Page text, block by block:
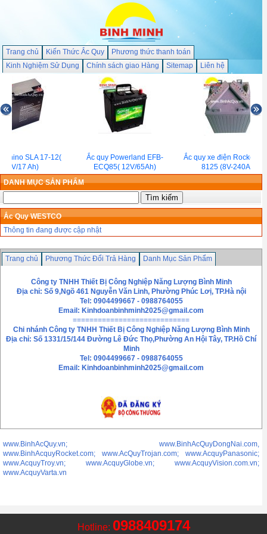
Trang chủ Kiến Thức Ắc Quy
Phương thức thanh toán
Kinh Nghiệm Sử Dụng
Chính sách giao Hàng Sitemap Liên hệ
Rhino SLA 17-12(
12V/17 Ah)
Ắc quy Powerland EFB-
ECQ85( 12V/65Ah)
Ắc quy xe điện Rocket
8125 (8V-240Ah)
DANH MỤC SẢN PHẨM
Ắc Quy WESTCO
Thông tin đang được cập nhật
0988409174
Trang chủ Phương Thức Đổi Trả Hàng
Danh Mục Sản Phẩm
Công ty TNHH Thiết Bị Công Nghiệp Năng Lượng Bình Minh
Địa chỉ: Số 9,Ngõ 461 Nguyễn Văn Linh, Phường Phúc Lơị, TP.Hà nội
Tel: 0904499667 - 0988764055
Email: Kinhdoanbinhminh2025@gmail.com
============================
Chi nhánh Công ty TNHH Thiết Bị Công Nghiệp Năng Lượng Bình Minh
Địa chỉ: Số 1331/15/144 Đường Lê Đức Thọ,Phường An Hội Tây, TP.Hồ Chí
Minh
Tel: 0904499667 - 0988764055
Email: Kinhdoanbinhminh2025@gmail.com
www.BinhAcQuy.vn; www.BinhAcQuyDongNai.com,
www.BinhAcquyRocket.com; www.AcQuyTrojan.com; www.AcquyPanasonic;
www.AcquyTroy.vn; www.AcquyGlobe.vn; www.AcquyVision.com.vn;
www.AcquyVarta.vn